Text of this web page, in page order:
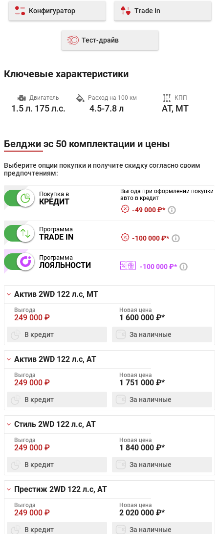
Конфигуратор Trade In
Тест-драйв
Ключевые характеристики
Двигатель
1.5 л. 175 л.с.
Расход на 100 км
4.5-7.8 л
КПП
AT, MT
Белджи эс 50 комплектации и цены
Выберите опции покупки и получите скидку согласно своим
предпочтениям:
Покупка в
КРЕДИТ
Выгода при оформлении покупки
авто в кредит
49 000 ₽*
Программа
TRADE IN 100 000 ₽*
Программа
ЛОЯЛЬНОСТИ 100 000 ₽*
Актив 2WD 122 л.с, MT
Выгода
249 000 ₽
Новая цена
1 600 000 ₽*
В кредит За наличные
Актив 2WD 122 л.с, AT
Выгода
249 000 ₽
Новая цена
1 751 000 ₽*
В кредит За наличные
Стиль 2WD 122 л.с, AT
Выгода
249 000 ₽
Новая цена
1 840 000 ₽*
В кредит За наличные
Престиж 2WD 122 л.с, AT
Выгода
249 000 ₽
Новая цена
2 020 000 ₽*
В кредит За наличные